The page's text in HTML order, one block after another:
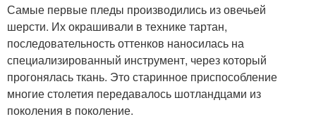
Самые первые пледы производились из овечьей
шерсти. Их окрашивали в технике тартан,
последовательность оттенков наносилась на
специализированный инструмент, через который
прогонялась ткань. Это старинное приспособление
многие столетия передавалось шотландцами из
поколения в поколение.